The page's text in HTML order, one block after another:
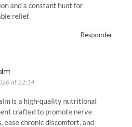
and a constant hunt for
relief.
Responder
at 22:14
is a high-quality nutritional
crafted to promote nerve
ease chronic discomfort, and